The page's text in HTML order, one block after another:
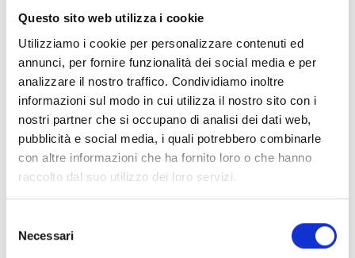
Questo sito web utilizza i cookie
Utilizziamo i cookie per personalizzare contenuti ed
annunci, per fornire funzionalità dei social media e per
analizzare il nostro traffico. Condividiamo inoltre
informazioni sul modo in cui utilizza il nostro sito con i
nostri partner che si occupano di analisi dei dati web,
pubblicità e social media, i quali potrebbero combinarle
con altre informazioni che ha fornito loro o che hanno
raccolto dal suo utilizzo dei loro servizi.
delNecessari
Supporto alla standardizzazione e alla
regolamentazione, per rafforzare la competitività
industriale.
Le attività dovrebbero raggiungere un TRL 5–6 entro la
fine del progetto.
Chi può partecipare
di paesi terzi non associati o le organizzazioni